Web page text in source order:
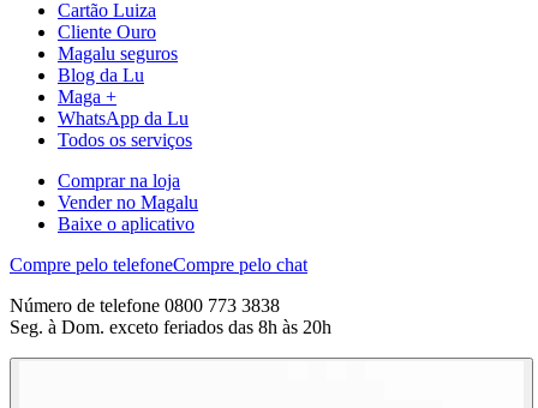
Cartão Luiza
Cliente Ouro
Magalu seguros
Blog da Lu
Maga +
WhatsApp da Lu
Todos os serviços
Comprar na loja
Vender no Magalu
Baixe o aplicativo
Compre pelo telefoneCompre pelo chat
Número de telefone 0800 773 3838
Seg. à Dom. exceto feriados das 8h às 20h